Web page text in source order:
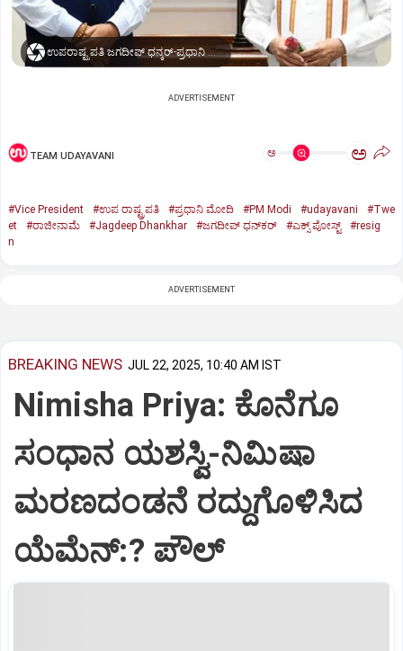
ಉಪರಾಷ್ಟ್ರಪತಿ ಜಗದೀಪ್‌ ಧನ್ಕರ್-ಪ್ರಧಾನಿ ಮೋದಿ
ADVERTISEMENT
TEAM UDAYAVANI ಅ ಅ
#Vice President #ಉಪ ರಾಷ್ಟ್ರಪತಿ #ಪ್ರಧಾನಿ ಮೋದಿ #PM Modi #udayavani
#Twe
et
#ರಾಜೀನಾಮೆ #Jagdeep Dhankhar #ಜಗದೀಪ್‌ ಧನ್‌ಕರ್‌ #ಎಕ್ಸ್‌ ಪೋಸ್ಟ್
#resig
n
ADVERTISEMENT
BREAKING NEWS JUL 22, 2025, 10:40 AM IST
Nimisha Priya: ಕೊನೆಗೂ
ಸಂಧಾನ ಯಶಸ್ವಿ-ನಿಮಿಷಾ
ಮರಣದಂಡನೆ ರದ್ದುಗೊಳಿಸಿದ
ಯೆಮೆನ್:? ಪೌಲ್